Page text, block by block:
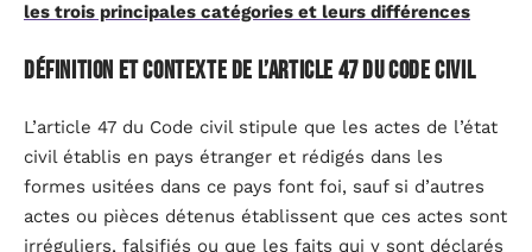
les trois principales catégories et leurs différences
Définition et contexte de l’article 47 du Code civil
L’article 47 du Code civil stipule que les actes de l’état
civil établis en pays étranger et rédigés dans les
formes usitées dans ce pays font foi, sauf si d’autres
actes ou pièces détenus établissent que ces actes sont
irréguliers, falsifiés ou que les faits qui y sont déclarés